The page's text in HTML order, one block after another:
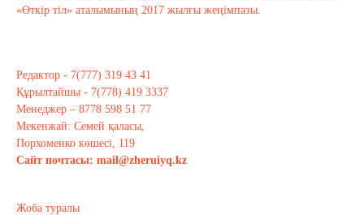
«Өткір тіл» аталымының 2017 жылғы жеңімпазы.
Редактор - 7(777) 319 43 41
Құрылтайшы - 7(778) 419 3337
Менеджер – 8778 598 51 77
Мекенжай: Семей қаласы,
Порхоменко көшесі, 119
Сайт почтасы: mail@zheruiyq.kz
Жоба туралы